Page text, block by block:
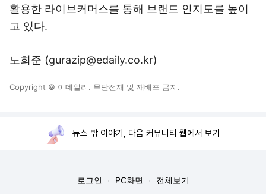
활용한 라이브커머스를 통해 브랜드 인지도를 높이
고 있다.
노희준 (gurazip@edaily.co.kr)
Copyright © 이데일리. 무단전재 및 재배포 금지.
뉴스 밖 이야기, 다음 커뮤니티 웹에서 보기
로그인 PC화면 전체보기